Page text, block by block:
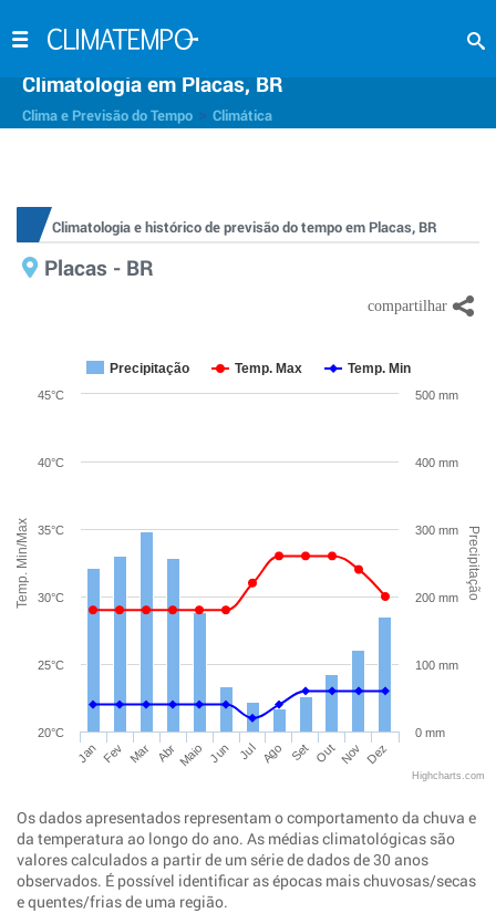
Climatologia em Placas, BR
Clima e Previsão do Tempo Climática
Climatologia e histórico de previsão do tempo em Placas, BR
Placas - BR
Temp. Min/Max Precipitação
Precipitação Temp. Max Temp. Min
Jan Fev Mar Abr Maio Jun Jul Ago Set Out Nov Dez
20°C
25°C
30°C
35°C
40°C
45°C
0 mm
100 mm
200 mm
300 mm
400 mm
500 mm
Highcharts.com
Os dados apresentados representam o comportamento da chuva e
da temperatura ao longo do ano. As médias climatológicas são
valores calculados a partir de um série de dados de 30 anos
observados. É possível identificar as épocas mais chuvosas/secas
e quentes/frias de uma região.